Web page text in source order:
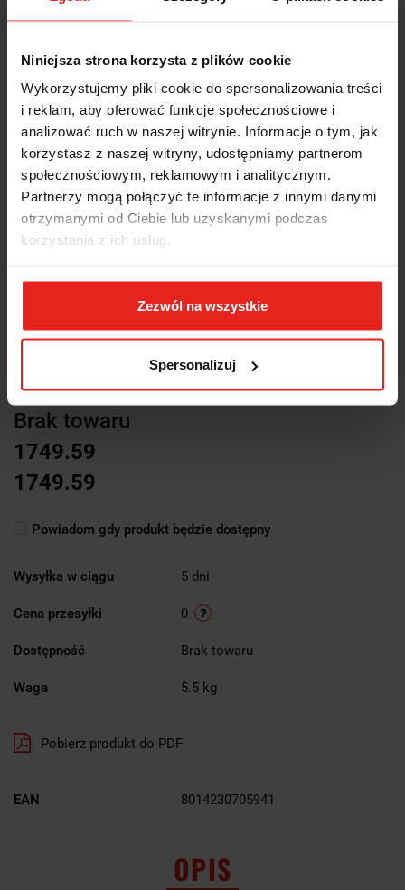
Niniejsza strona korzysta z plików cookie
Wykorzystujemy pliki cookie do spersonalizowania treści
i reklam, aby oferować funkcje społecznościowe i
analizować ruch w naszej witrynie. Informacje o tym, jak
korzystasz z naszej witryny, udostępniamy partnerom
społecznościowym, reklamowym i analitycznym.
Partnerzy mogą połączyć te informacje z innymi danymi
otrzymanymi od Ciebie lub uzyskanymi podczas
korzystania z ich usług.
Zezwól na wszystkie
Spersonalizuj
ZWIJADŁO AUTOMATYCZNE, Z PRZEWODEM ELEKTRYCZNYM
15M, MODEL 1848, 1200-1600W
Brak towaru
1749.59
1749.59
Powiadom gdy produkt będzie dostępny
Wysyłka w ciągu 5 dni
Cena przesyłki 0
Dostępność Brak towaru
Waga 5.5 kg
Pobierz produkt do PDF
EAN 8014230705941
OPIS